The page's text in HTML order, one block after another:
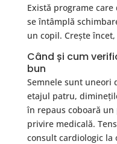
Există programe
se întâmplă
un copil. Crește
Când și cum
bun
Semnele sunt uneori
etajul patru,
în repaus coboară un
privire medicală.
consult cardiologic la